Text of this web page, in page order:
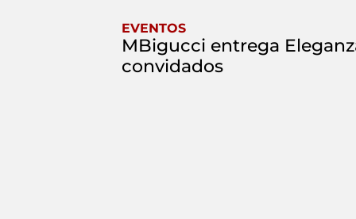
EVENTOS
MBigucci entrega
convidados